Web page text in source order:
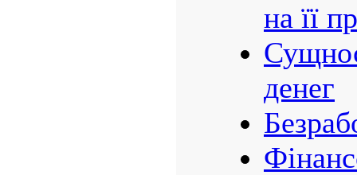
на її
денег